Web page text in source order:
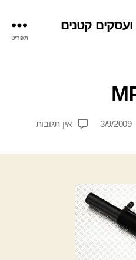
קטנים
תפריט
3/9/2009 אין תגובותעל